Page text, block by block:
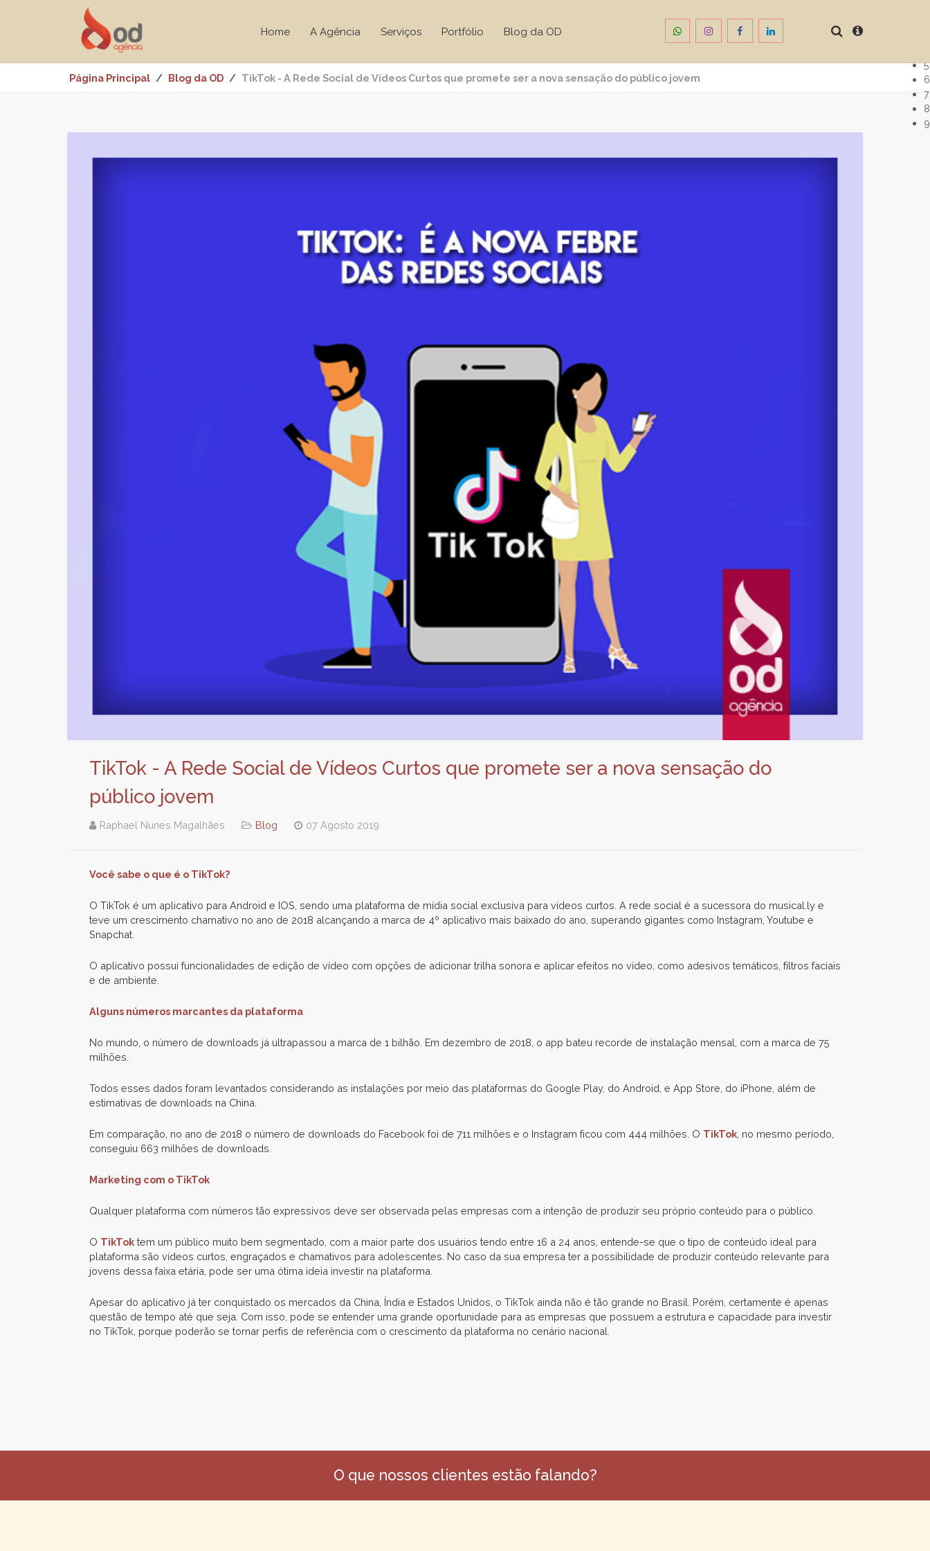
Home A Agência Serviços Portfólio Blog da OD
Página Principal Blog da OD TikTok - A Rede Social de Vídeos Curtos que promete ser a nova sensação do público jovem
TikTok - A Rede Social de Vídeos Curtos que promete ser a nova sensação do
público jovem
Raphael Nunes Magalhães Blog 07 Agosto 2019
Você sabe o que é o TikTok?
O TikTok é um aplicativo para Android e IOS, sendo uma plataforma de mídia social exclusiva para vídeos curtos. A rede social é a sucessora do musical.ly e
teve um crescimento chamativo no ano de 2018 alcançando a marca de 4º aplicativo mais baixado do ano, superando gigantes como Instagram, Youtube e
Snapchat.
O aplicativo possui funcionalidades de edição de vídeo com opções de adicionar trilha sonora e aplicar efeitos no vídeo, como adesivos temáticos, filtros faciais
e de ambiente.
Alguns números marcantes da plataforma
No mundo, o número de downloads já ultrapassou a marca de 1 bilhão. Em dezembro de 2018, o app bateu recorde de instalação mensal, com a marca de 75
milhões.
Todos esses dados foram levantados considerando as instalações por meio das plataformas do Google Play, do Android, e App Store, do iPhone, além de
estimativas de downloads na China.
Em comparação, no ano de 2018 o número de downloads do Facebook foi de 711 milhões e o Instagram ficou com 444 milhões. O TikTok, no mesmo período,
conseguiu 663 milhões de downloads.
Marketing com o TikTok
Qualquer plataforma com números tão expressivos deve ser observada pelas empresas com a intenção de produzir seu próprio conteúdo para o público.
O TikTok tem um público muito bem segmentado, com a maior parte dos usuários tendo entre 16 a 24 anos, entende-se que o tipo de conteúdo ideal para
plataforma são vídeos curtos, engraçados e chamativos para adolescentes. No caso da sua empresa ter a possibilidade de produzir conteúdo relevante para
jovens dessa faixa etária, pode ser uma ótima ideia investir na plataforma.
Apesar do aplicativo já ter conquistado os mercados da China, Índia e Estados Unidos, o TikTok ainda não é tão grande no Brasil. Porém, certamente é apenas
questão de tempo até que seja. Com isso, pode se entender uma grande oportunidade para as empresas que possuem a estrutura e capacidade para investir
no TikTok, porque poderão se tornar perfis de referência com o crescimento da plataforma no cenário nacional.
O que nossos clientes estão falando?
5
6
7
8
9